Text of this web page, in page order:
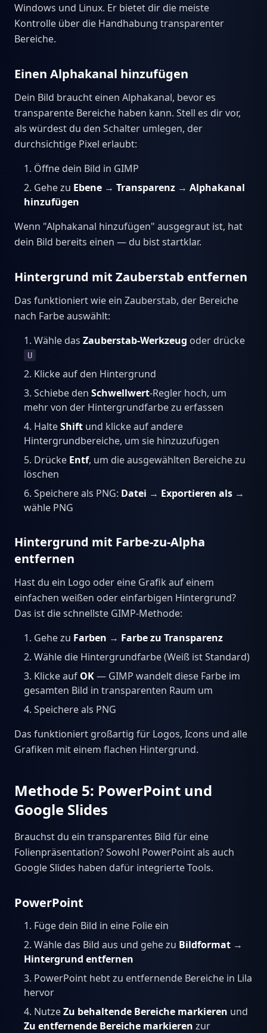
Windows und Linux. Er bietet dir die meiste
Kontrolle über die Handhabung transparenter
Bereiche.
Einen Alphakanal hinzufügen
Dein Bild braucht einen Alphakanal, bevor es
transparente Bereiche haben kann. Stell es dir vor,
als würdest du den Schalter umlegen, der
durchsichtige Pixel erlaubt:
Öffne dein Bild in GIMP
Gehe zu Ebene → Transparenz → Alphakanal
hinzufügen
Wenn "Alphakanal hinzufügen" ausgegraut ist, hat
dein Bild bereits einen — du bist startklar.
Hintergrund mit Zauberstab entfernen
Das funktioniert wie ein Zauberstab, der Bereiche
nach Farbe auswählt:
Wähle das Zauberstab-Werkzeug oder drücke
U
Klicke auf den Hintergrund
Schiebe den Schwellwert-Regler hoch, um
mehr von der Hintergrundfarbe zu erfassen
HalteShift und klicke auf andere
Hintergrundbereiche, um sie hinzuzufügen
Drücke Entf, um die ausgewählten Bereiche zu
löschen
Speichere als PNG: Datei → Exportieren als →
wähle PNG
Hintergrund mit Farbe-zu-Alpha
entfernen
Hast du ein Logo oder eine Grafik auf einem
einfachen weißen oder einfarbigen Hintergrund?
Das ist die schnellste GIMP-Methode:
Gehe zu Farben → Farbe zu Transparenz
Wähle die Hintergrundfarbe (Weiß ist Standard)
Klicke auf OK— GIMP wandelt diese Farbe im
gesamten Bild in transparenten Raum um
Speichere als PNG
Das funktioniert großartig für Logos, Icons und alle
Grafiken mit einem flachen Hintergrund.
Methode 5: PowerPoint und
Google Slides
Brauchst du ein transparentes Bild für eine
Folienpräsentation? Sowohl PowerPoint als auch
Google Slides haben dafür integrierte Tools.
PowerPoint
Füge dein Bild in eine Folie ein
Wähle das Bild aus und gehe zu Bildformat →
Hintergrund entfernen
PowerPoint hebt zu entfernende Bereiche in Lila
hervor
NutzeZu behaltende Bereiche markieren und
Zu entfernende Bereiche markieren zur